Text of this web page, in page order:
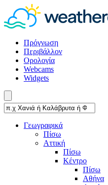
Πρόγνωση
Περιβάλλον
Ορολογία
Webcams
Widgets
Γεωγραφικά
Πίσω
Αττική
Πίσω
Κέντρο
Πίσω
Αθήνα